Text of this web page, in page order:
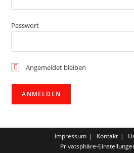
Passwort
Angemeldet bleiben
Impressum Kontakt
Privatsphäre-